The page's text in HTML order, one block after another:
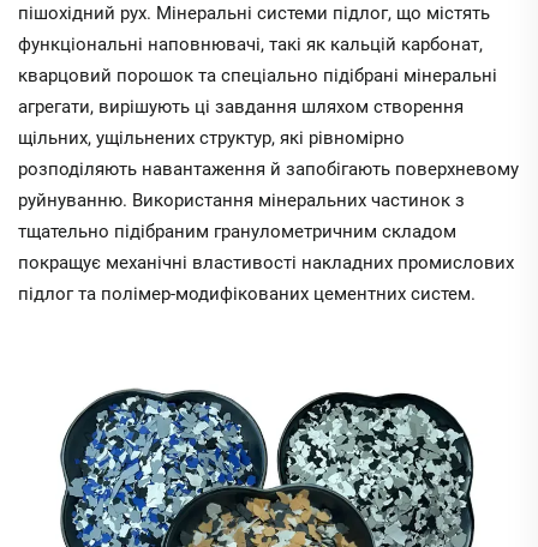
пішохідний рух. Мінеральні системи підлог, що містять
функціональні наповнювачі, такі як кальцій карбонат,
кварцовий порошок та спеціально підібрані мінеральні
агрегати, вирішують ці завдання шляхом створення
щільних, ущільнених структур, які рівномірно
розподіляють навантаження й запобігають поверхневому
руйнуванню. Використання мінеральних частинок з
тщательно підібраним гранулометричним складом
покращує механічні властивості накладних промислових
підлог та полімер-модифікованих цементних систем.